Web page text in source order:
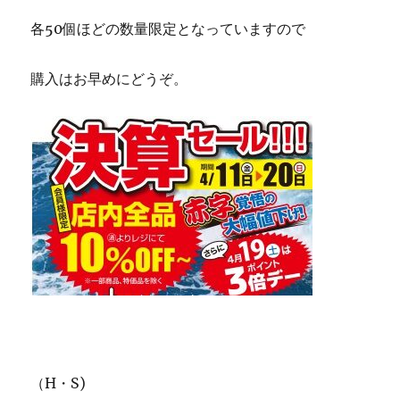
各50個ほどの数量限定となっていますので
購入はお早めにどうぞ。
（H・S)